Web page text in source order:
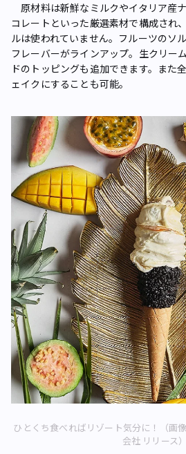
原材料は新鮮なミルクやイタリア産
コレートといった厳選素材で構成され
ルは使われていません。フルーツのソ
フレーバーがラインアップ。生クリー
ドのトッピングも追加できます。また
ェイクにすることも可能。
ひとくち食べればリゾート気分に！（画
会社 リリース）